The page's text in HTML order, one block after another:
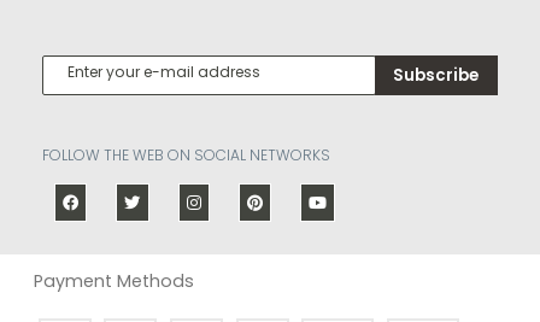
Subscribe
FOLLOW THE WEB ON SOCIAL NETWORKS
Payment Methods